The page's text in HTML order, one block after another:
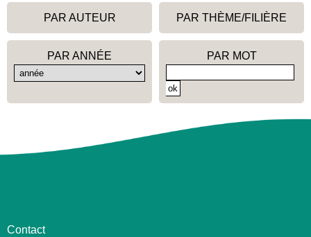
PAR AUTEUR PAR THÈME/FILIÈRE
PAR ANNÉE PAR MOT
Contact